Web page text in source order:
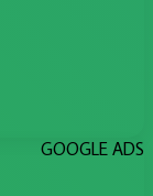
GOOGLE ADS